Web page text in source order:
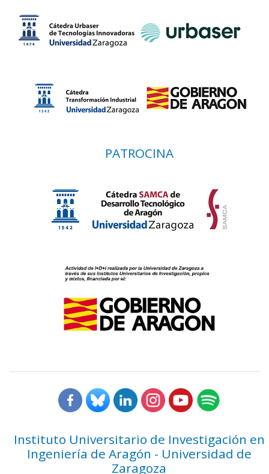
PATROCINA
Instituto Universitario de Investigación en
Ingeniería de Aragón - Universidad de
Zaragoza